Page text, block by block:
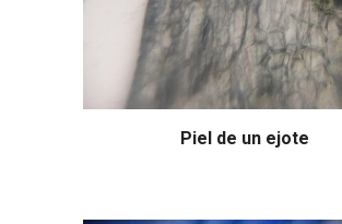
Piel de un ejote